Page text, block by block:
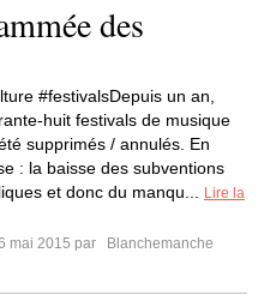
des
#festivalsDepuis un an,
huit festivals de musique
supprimés / annulés. En
: la baisse des subventions
et donc du manqu...
Lire la
mai 2015 par
Blanchemanche